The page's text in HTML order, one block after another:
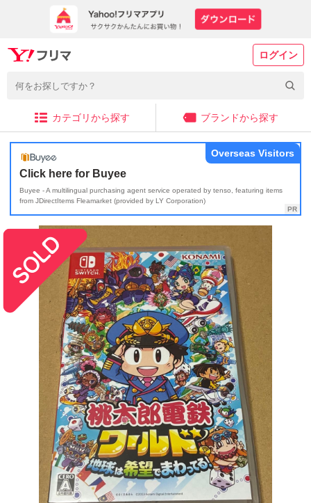
ログイン
カテゴリから探す ブランドから探す
Click here for Buyee
Buyee - A multilingual purchasing agent service operated by tenso, featuring items
from JDirectItems Fleamarket (provided by LY Corporation)
Overseas Visitors